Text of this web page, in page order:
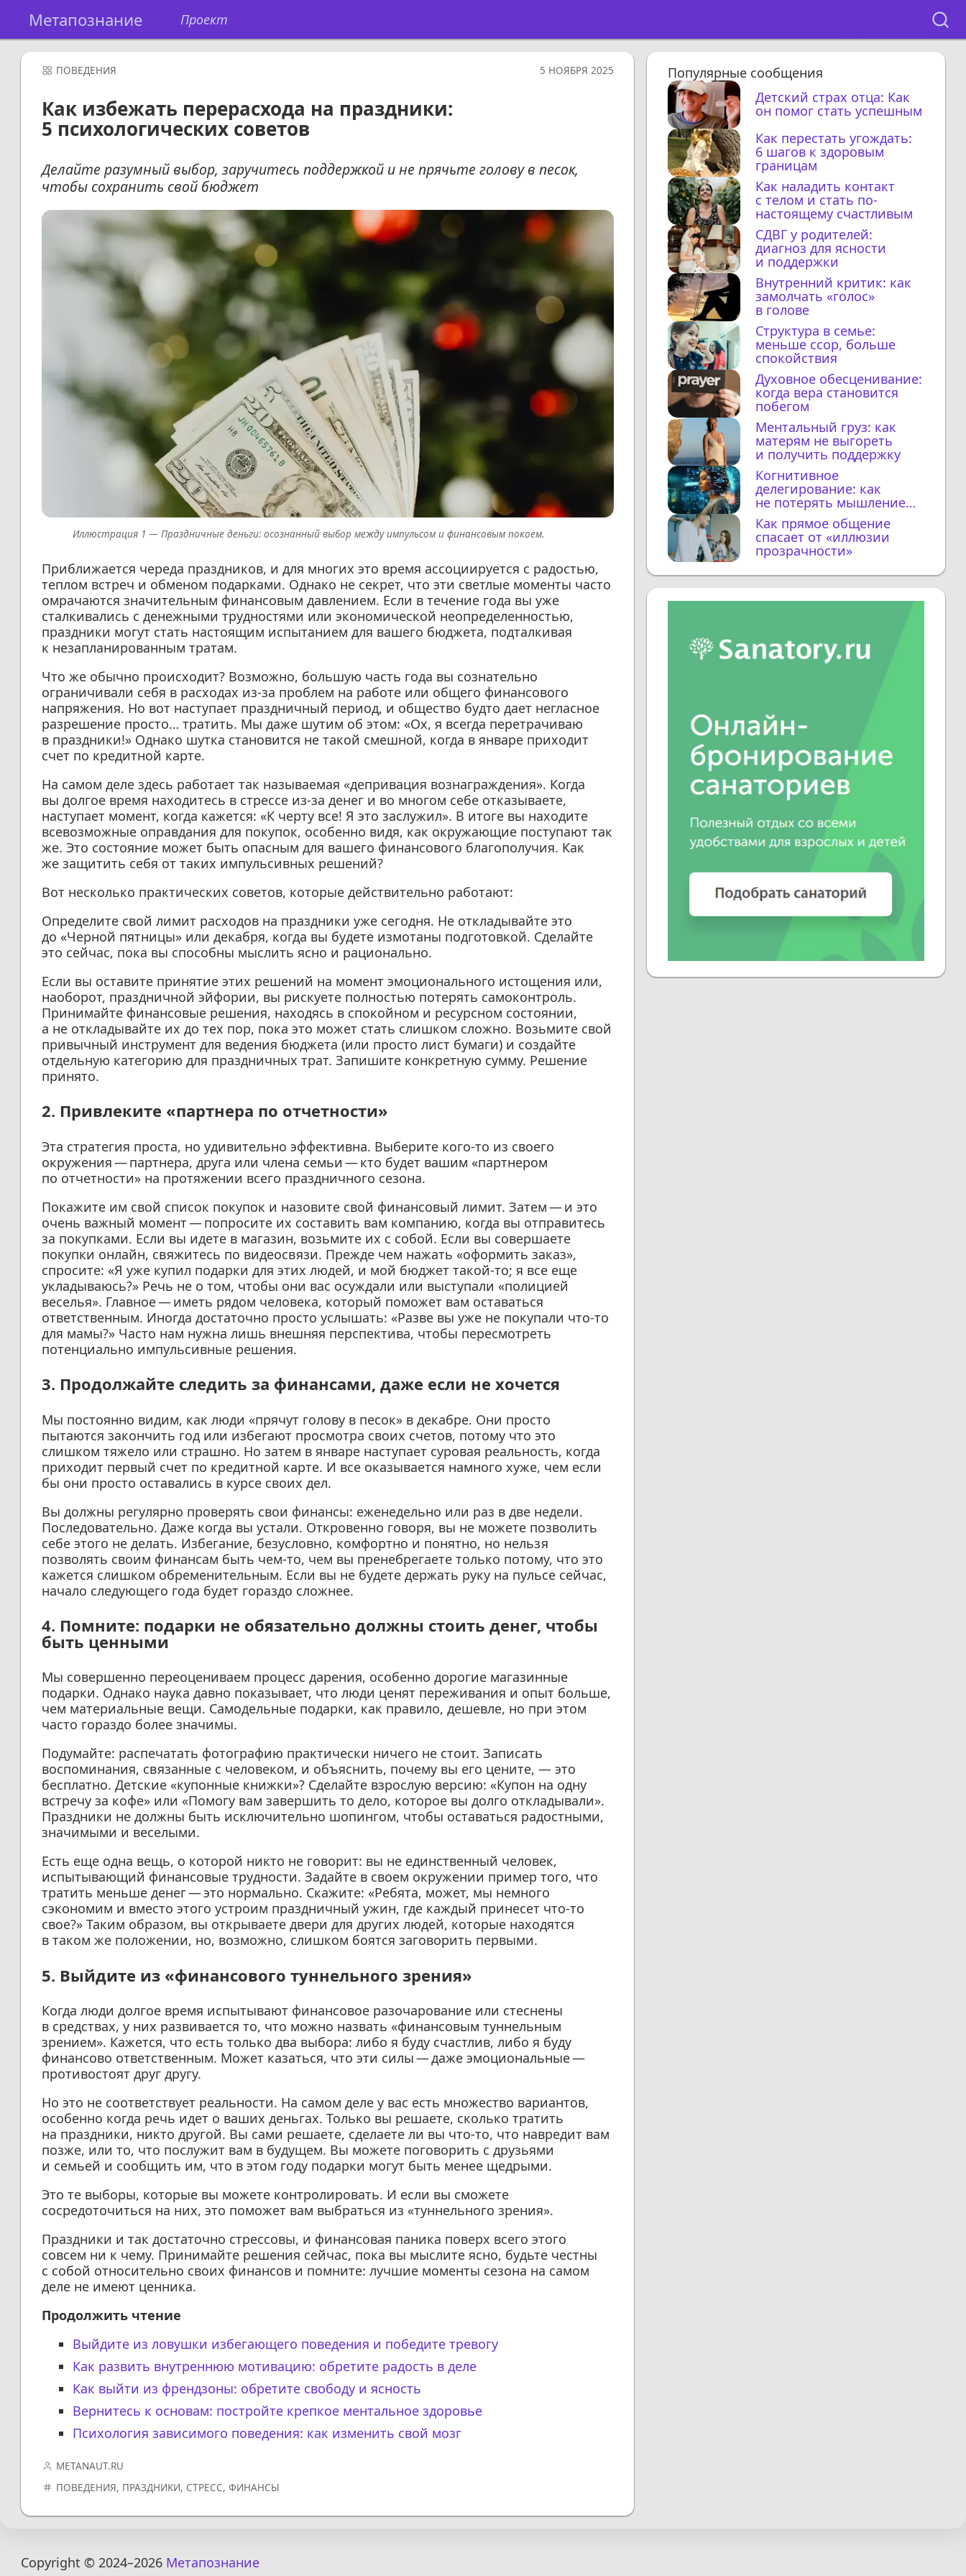
Метапознание Проект
ПОВЕДЕНИЯ 5 НОЯБРЯ 2025
Как избежать перерасхода на праздники:
5 психологических советов
Делайте разумный выбор, заручитесь поддержкой и не прячьте голову в песок,
чтобы сохранить свой бюджет
Праздничные деньги: осознанный выбор между импульсом и финансовым покоем.
Приближается череда праздников, и для многих это время ассоциируется с радостью,
теплом встреч и обменом подарками. Однако не секрет, что эти светлые моменты часто
омрачаются значительным финансовым давлением. Если в течение года вы уже
сталкивались с денежными трудностями или экономической неопределенностью,
праздники могут стать настоящим испытанием для вашего бюджета, подталкивая
к незапланированным тратам.
Что же обычно происходит? Возможно, большую часть года вы сознательно
ограничивали себя в расходах из-за проблем на работе или общего финансового
напряжения. Но вот наступает праздничный период, и общество будто дает негласное
разрешение просто… тратить. Мы даже шутим об этом: «Ох, я всегда перетрачиваю
в праздники!» Однако шутка становится не такой смешной, когда в январе приходит
счет по кредитной карте.
На самом деле здесь работает так называемая «депривация вознаграждения». Когда
вы долгое время находитесь в стрессе из-за денег и во многом себе отказываете,
наступает момент, когда кажется: «К черту все! Я это заслужил». В итоге вы находите
всевозможные оправдания для покупок, особенно видя, как окружающие поступают так
же. Это состояние может быть опасным для вашего финансового благополучия. Как
же защитить себя от таких импульсивных решений?
Вот несколько практических советов, которые действительно работают:
Определите свой лимит расходов на праздники уже сегодня. Не откладывайте это
до «Черной пятницы» или декабря, когда вы будете измотаны подготовкой. Сделайте
это сейчас, пока вы способны мыслить ясно и рационально.
Если вы оставите принятие этих решений на момент эмоционального истощения или,
наоборот, праздничной эйфории, вы рискуете полностью потерять самоконтроль.
Принимайте финансовые решения, находясь в спокойном и ресурсном состоянии,
а не откладывайте их до тех пор, пока это может стать слишком сложно. Возьмите свой
привычный инструмент для ведения бюджета (или просто лист бумаги) и создайте
отдельную категорию для праздничных трат. Запишите конкретную сумму. Решение
принято.
2. Привлеките «партнера по отчетности»
Эта стратегия проста, но удивительно эффективна. Выберите кого-то из своего
окружения — партнера, друга или члена семьи — кто будет вашим «партнером
по отчетности» на протяжении всего праздничного сезона.
Покажите им свой список покупок и назовите свой финансовый лимит. Затем — и это
очень важный момент — попросите их составить вам компанию, когда вы отправитесь
за покупками. Если вы идете в магазин, возьмите их с собой. Если вы совершаете
покупки онлайн, свяжитесь по видеосвязи. Прежде чем нажать «оформить заказ»,
спросите: «Я уже купил подарки для этих людей, и мой бюджет такой-то; я все еще
укладываюсь?» Речь не о том, чтобы они вас осуждали или выступали «полицией
веселья». Главное — иметь рядом человека, который поможет вам оставаться
ответственным. Иногда достаточно просто услышать: «Разве вы уже не покупали что-то
для мамы?» Часто нам нужна лишь внешняя перспектива, чтобы пересмотреть
потенциально импульсивные решения.
3. Продолжайте следить за финансами, даже если не хочется
Мы постоянно видим, как люди «прячут голову в песок» в декабре. Они просто
пытаются закончить год или избегают просмотра своих счетов, потому что это
слишком тяжело или страшно. Но затем в январе наступает суровая реальность, когда
приходит первый счет по кредитной карте. И все оказывается намного хуже, чем если
бы они просто оставались в курсе своих дел.
Вы должны регулярно проверять свои финансы: еженедельно или раз в две недели.
Последовательно. Даже когда вы устали. Откровенно говоря, вы не можете позволить
себе этого не делать. Избегание, безусловно, комфортно и понятно, но нельзя
позволять своим финансам быть чем-то, чем вы пренебрегаете только потому, что это
кажется слишком обременительным. Если вы не будете держать руку на пульсе сейчас,
начало следующего года будет гораздо сложнее.
4. Помните: подарки не обязательно должны стоить денег, чтобы
быть ценными
Мы совершенно переоцениваем процесс дарения, особенно дорогие магазинные
подарки. Однако наука давно показывает, что люди ценят переживания и опыт больше,
чем материальные вещи. Самодельные подарки, как правило, дешевле, но при этом
часто гораздо более значимы.
Подумайте: распечатать фотографию практически ничего не стоит. Записать
воспоминания, связанные с человеком, и объяснить, почему вы его цените, — это
бесплатно. Детские «купонные книжки»? Сделайте взрослую версию: «Купон на одну
встречу за кофе» или «Помогу вам завершить то дело, которое вы долго откладывали».
Праздники не должны быть исключительно шопингом, чтобы оставаться радостными,
значимыми и веселыми.
Есть еще одна вещь, о которой никто не говорит: вы не единственный человек,
испытывающий финансовые трудности. Задайте в своем окружении пример того, что
тратить меньше денег — это нормально. Скажите: «Ребята, может, мы немного
сэкономим и вместо этого устроим праздничный ужин, где каждый принесет что-то
свое?» Таким образом, вы открываете двери для других людей, которые находятся
в таком же положении, но, возможно, слишком боятся заговорить первыми.
5. Выйдите из «финансового туннельного зрения»
Когда люди долгое время испытывают финансовое разочарование или стеснены
в средствах, у них развивается то, что можно назвать «финансовым туннельным
зрением». Кажется, что есть только два выбора: либо я буду счастлив, либо я буду
финансово ответственным. Может казаться, что эти силы — даже эмоциональные —
противостоят друг другу.
Но это не соответствует реальности. На самом деле у вас есть множество вариантов,
особенно когда речь идет о ваших деньгах. Только вы решаете, сколько тратить
на праздники, никто другой. Вы сами решаете, сделаете ли вы что-то, что навредит вам
позже, или то, что послужит вам в будущем. Вы можете поговорить с друзьями
и семьей и сообщить им, что в этом году подарки могут быть менее щедрыми.
Это те выборы, которые вы можете контролировать. И если вы сможете
сосредоточиться на них, это поможет вам выбраться из «туннельного зрения».
Праздники и так достаточно стрессовы, и финансовая паника поверх всего этого
совсем ни к чему. Принимайте решения сейчас, пока вы мыслите ясно, будьте честны
с собой относительно своих финансов и помните: лучшие моменты сезона на самом
деле не имеют ценника.
Продолжить чтение
Выйдите из ловушки избегающего поведения и победите тревогу
Как развить внутреннюю мотивацию: обретите радость в деле
Как выйти из френдзоны: обретите свободу и ясность
Вернитесь к основам: постройте крепкое ментальное здоровье
Психология зависимого поведения: как изменить свой мозг
METANAUT.RU
ПОВЕДЕНИЯ, ПРАЗДНИКИ, СТРЕСС,ФИНАНСЫ
Популярные сообщения
Детский страх отца: Как
он помог стать успешным
Как перестать угождать:
6 шагов к здоровым
границам
Как наладить контакт
с телом и стать по-
настоящему счастливым
СДВГ у родителей:
диагноз для ясности
и поддержки
Внутренний критик: как
замолчать «голос»
в голове
Структура в семье:
меньше ссор, больше
спокойствия
Духовное обесценивание:
когда вера становится
побегом
Ментальный груз: как
матерям не выгореть
и получить поддержку
Когнитивное
делегирование: как
не потерять мышление
с ИИ
Как прямое общение
спасает от «иллюзии
прозрачности»
Copyright © 2024–2026 Метапознание